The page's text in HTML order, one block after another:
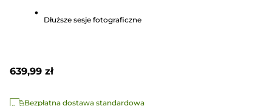
RecenzjiDłuższe sesje fotograficzne
639,99 zł
Bezpłatna dostawa standardowa